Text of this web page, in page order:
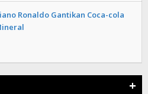
Ronaldo Gantikan Coca-cola
+